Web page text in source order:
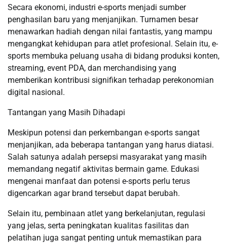
Secara ekonomi, industri e-sports menjadi sumber
penghasilan baru yang menjanjikan. Turnamen besar
menawarkan hadiah dengan nilai fantastis, yang mampu
mengangkat kehidupan para atlet profesional. Selain itu, e-
sports membuka peluang usaha di bidang produksi konten,
streaming, event PDA, dan merchandising yang
memberikan kontribusi signifikan terhadap perekonomian
digital nasional.
Tantangan yang Masih Dihadapi
Meskipun potensi dan perkembangan e-sports sangat
menjanjikan, ada beberapa tantangan yang harus diatasi.
Salah satunya adalah persepsi masyarakat yang masih
memandang negatif aktivitas bermain game. Edukasi
mengenai manfaat dan potensi e-sports perlu terus
digencarkan agar brand tersebut dapat berubah.
Selain itu, pembinaan atlet yang berkelanjutan, regulasi
yang jelas, serta peningkatan kualitas fasilitas dan
pelatihan juga sangat penting untuk memastikan para